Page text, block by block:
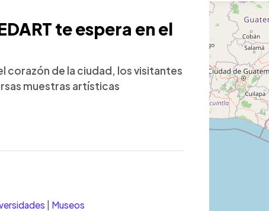
te espera en el
corazón de la ciudad, los visitantes
muestras artísticas
Museos